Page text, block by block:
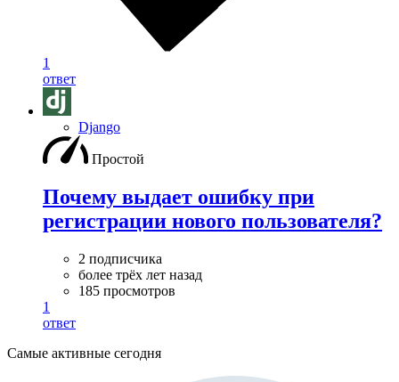
1
ответ
Django
Простой
Почему выдает ошибку при
регистрации нового пользователя?
2 подписчика
более трёх лет назад
185 просмотров
1
ответ
Самые активные сегодня